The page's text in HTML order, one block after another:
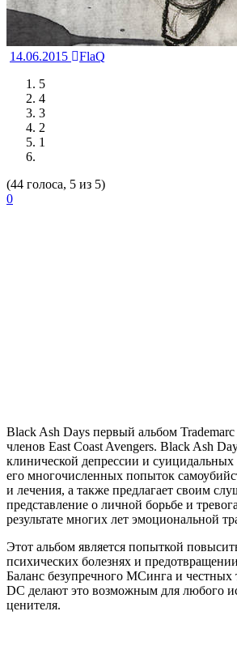
14.06.2015
FlaQ
5
4
3
2
1
(44 голоса, 5 из 5)
0
Black Ash Days первый альбом
членов East Coast Avengers. Black Ash
клинической депрессии и
его многочисленных попыток
и лечения, а также предлагает своим
представление о личной борьбе и
результате многих лет эмоциональной
Этот альбом является попыткой
психических болезнях и
Баланс безупречного МСинга и честных
DC делают это возможным для любого
ценителя.